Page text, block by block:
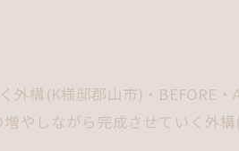
構(K様邸郡山市)・BEFORE・
増やしながら完成させていく外